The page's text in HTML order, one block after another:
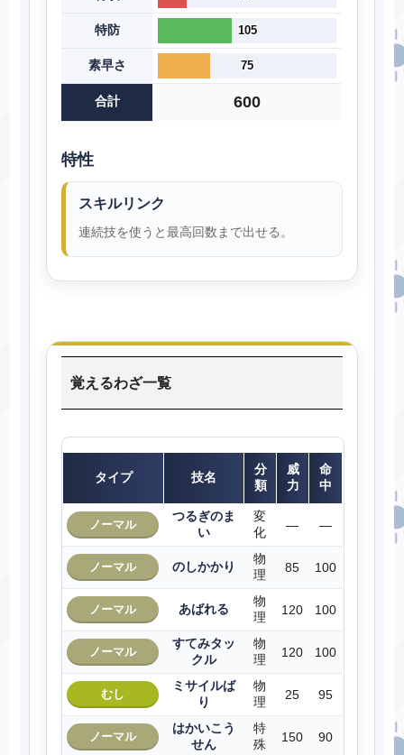
特防 105
素早さ 75
合計 600
特性
スキルリンク
連続技を使うと最高回数まで出せる。
覚えるわざ一覧
タイプ 技名
分
類
威
力
命
中
ノーマル
つるぎのま
い
変
化
― ―
ノーマル のしかかり
物
理
85 100
ノーマル あばれる
物
理
120 100
ノーマル
すてみタッ
クル
物
理
120 100
むし
ミサイルば
り
物
理
25 95
ノーマル
はかいこう
せん
特
殊
150 90